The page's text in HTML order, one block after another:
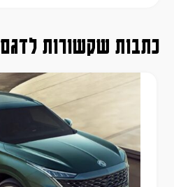
כתבות שקשורות לדגם